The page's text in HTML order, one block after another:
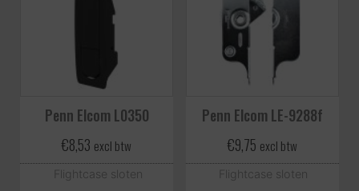
Penn Elcom L0350
€8,53 excl btw
Flightcase sloten
Penn Elcom LE-9288f
€9,75 excl btw
Flightcase sloten